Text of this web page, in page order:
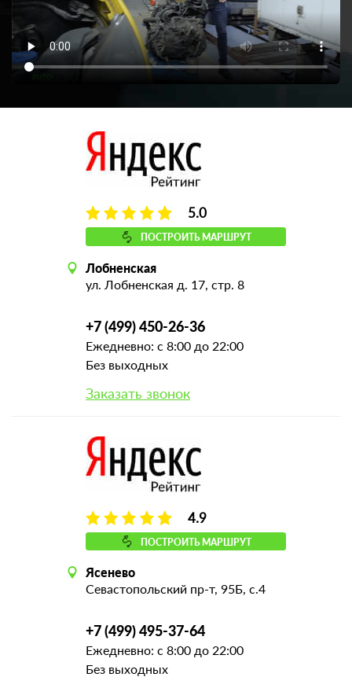
5.0
ПОСТРОИТЬ МАРШРУТ
Лобненская
ул. Лобненская д. 17, стр. 8
+7 (499) 450-26-36
Ежедневно: с 8:00 до 22:00
Без выходных
Заказать звонок
4.9
ПОСТРОИТЬ МАРШРУТ
Ясенево
Севастопольский пр-т, 95Б, с.4
+7 (499) 495-37-64
Ежедневно: с 8:00 до 22:00
Без выходных